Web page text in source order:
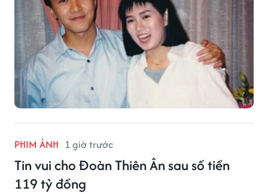
PHIM ẢNH 1 giờ trước
Tin vui cho Đoàn Thiên Ân sau số tiền
119 tỷ đồng